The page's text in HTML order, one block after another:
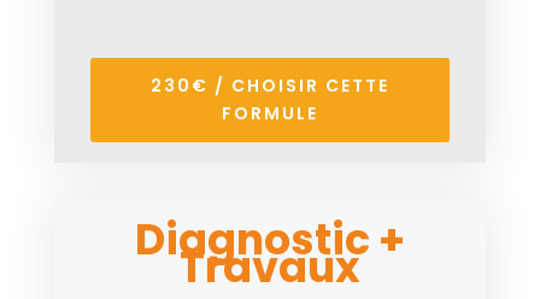
230€ / CHOISIR CETTE
FORMULE
Diagnostic +
Travaux